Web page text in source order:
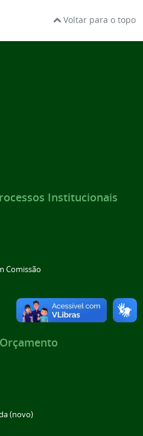
Voltar para o topo
Institucionais
Comissão
(novo)